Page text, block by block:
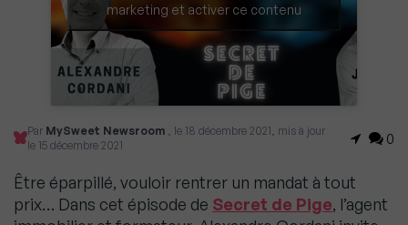
marketing et activer ce contenu
Par MySweet Newsroom , le 18 décembre 2021, mis à jour
le 15 décembre 2021
0
Être éparpillé, vouloir rentrer un mandat à tout
prix… Dans cet épisode de Secret de Pige, l’agent